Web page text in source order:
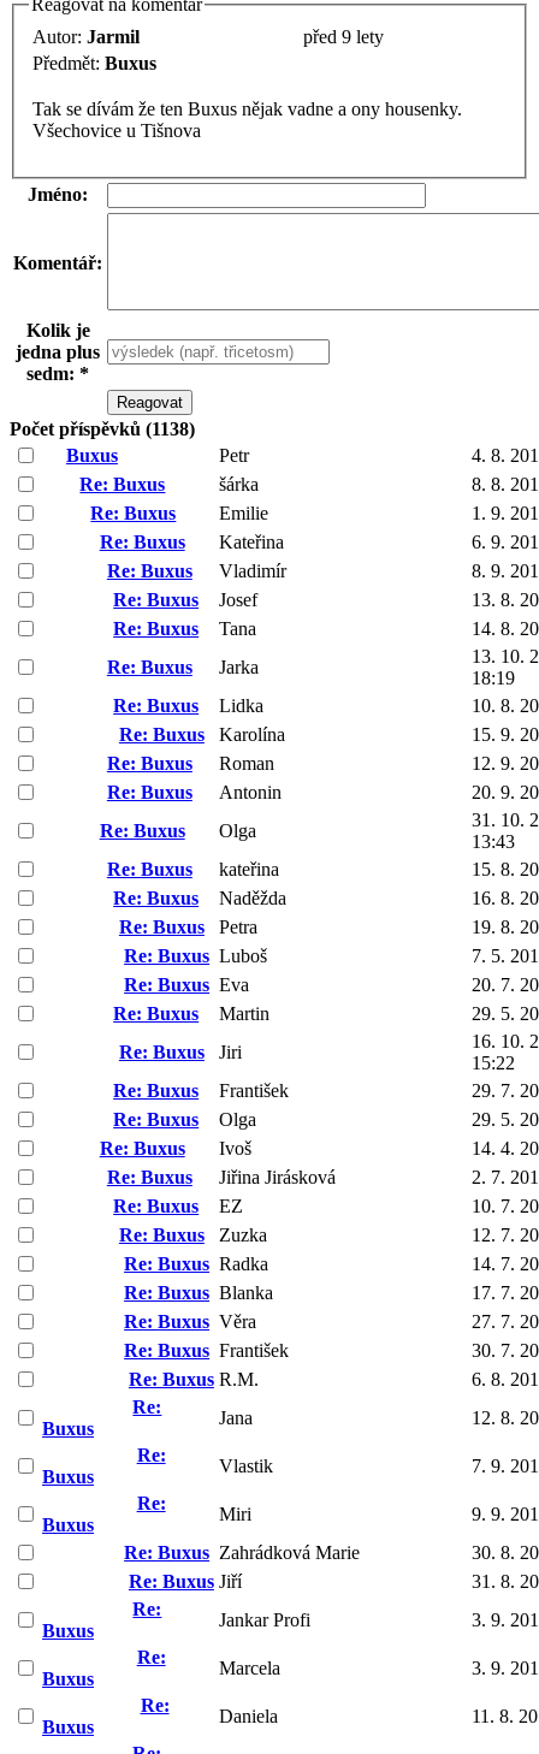
Reagovat na komentář
Autor: Jarmil
před 9 lety
Předmět: Buxus
Tak se dívám že ten Buxus nějak vadne a ony housenky.
Všechovice u Tišnova
Jméno:
Komentář:
Kolik je
jedna plus
sedm: *
Počet příspěvků (1138)
Buxus
Petr
4. 8.
Re: Buxus
šárka
8. 8.
Re: Buxus
Emilie
1. 9.
Re: Buxus
Kateřina
6. 9.
Re: Buxus
Vladimír
8. 9.
Re: Buxus
Josef
13. 8.
Re: Buxus
Tana
14. 8.
Re: Buxus
Jarka
13. 10.
18:19
Re: Buxus
Lidka
10. 8.
Re: Buxus
Karolína
15. 9.
Re: Buxus
Roman
12. 9.
Re: Buxus
Antonin
20. 9.
Re: Buxus
Olga
31. 10.
13:43
Re: Buxus
kateřina
15. 8.
Re: Buxus
Naděžda
16. 8.
Re: Buxus
Petra
19. 8.
Re: Buxus Luboš
7. 5.
Re: Buxus Eva
20. 7.
Re: Buxus
Martin
29. 5.
Re: Buxus
Jiri
16. 10.
15:22
Re: Buxus
František
29. 7.
Re: Buxus
Olga
29. 5.
Re: Buxus
Ivoš
14. 4.
Re: Buxus
Jiřina Jirásková
2. 7.
Re: Buxus
EZ
10. 7.
Re: Buxus
Zuzka
12. 7.
Re: Buxus Radka
14. 7.
Re: Buxus Blanka
17. 7.
Re: Buxus Věra
27. 7.
Re: Buxus František
30. 7.
Re: Buxus R.M.
6. 8.
Re:
Buxus
Jana
12. 8.
Re:
Buxus
Vlastik
7. 9.
Re:
Buxus
Miri
9. 9.
Re: Buxus Zahrádková Marie
30. 8.
Re: Buxus Jiří
31. 8.
Re:
Buxus
Jankar Profi
3. 9.
Re:
Buxus
Marcela
3. 9.
Re:
Buxus
Daniela
11. 8.